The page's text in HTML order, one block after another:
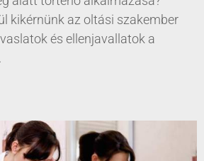
kikérnünk az oltási szakember
és ellenjavallatok a